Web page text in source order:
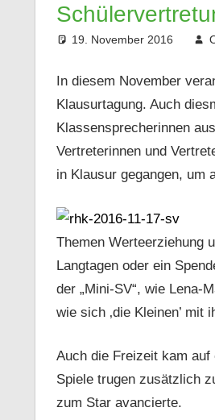
19. November 2016
In diesem November
Klausurtagung. Auch
Klassensprecherinnen
Vertreterinnen und
in Klausur gegangen, um
Themen Werteerziehung
Langtagen oder ein
der „Mini-SV“, wie Lena-
wie sich ‚die Kleinen’
Auch die Freizeit kam
Spiele trugen zusätzlich
zum Star avancierte.